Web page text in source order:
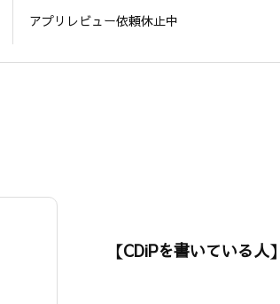
アプリレビュー依頼休止中
【CDiPを書いている人】